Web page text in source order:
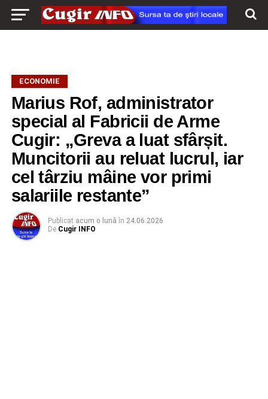
ECONOMIE
Marius Rof, administrator
special al Fabricii de Arme
Cugir: „Greva a luat sfârșit.
Muncitorii au reluat lucrul, iar
cel târziu mâine vor primi
salariile restante”
Publicat acum o lună în 24.06.2026
De Cugir INFO